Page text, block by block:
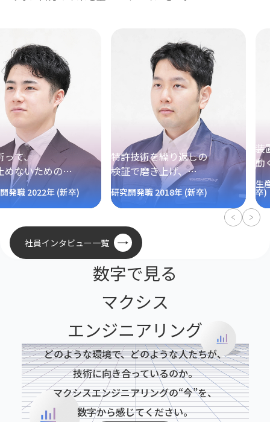
めの
す。
年 (新卒)
特許技術を繰り返しの
検証で磨き上げ、
世界水準の製品として
成立させるのが
研究開発職 2018年 (新卒)
装置が好き
動くとワ
それが、
つながって
生産設備設
卒)
社員インタビュー一覧
数字で見る
マクシス
エンジニアリング
どのような環境で、どのような人たちが、
技術に向き合っているのか。
マクシスエンジニアリングの“今”を、
数字から感じてください。